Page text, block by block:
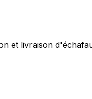
et livraison